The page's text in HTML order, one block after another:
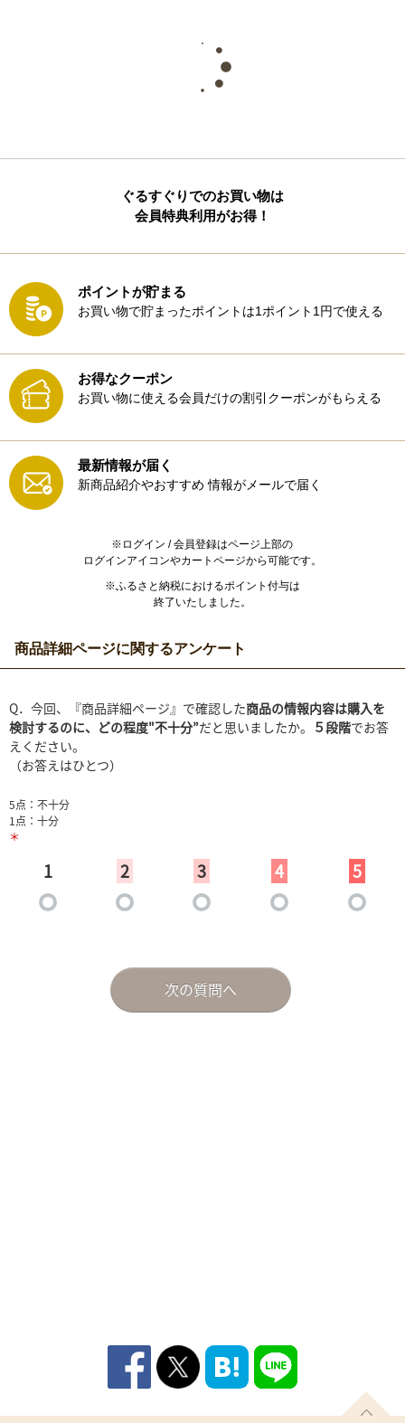
ぐるすぐりでのお買い物は
会員特典利用がお得！
ポイントが貯まる
お買い物で貯まったポイントは1ポイント1円で使える
お得なクーポン
お買い物に使える会員だけの割引クーポンがもらえる
最新情報が届く
新商品紹介やおすすめ 情報がメールで届く
※ログイン / 会員登録はページ上部の
ログインアイコンやカートページから可能です。
※ふるさと納税におけるポイント付与は
終了いたしました。
商品詳細ページに関するアンケート